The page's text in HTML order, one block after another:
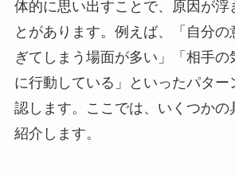
体的に思い出すことで、原因が浮
とがあります。例えば、「自分の
ぎてしまう場面が多い」「相手
に行動している」といったパター
認します。ここでは、いくつかの
紹介します。